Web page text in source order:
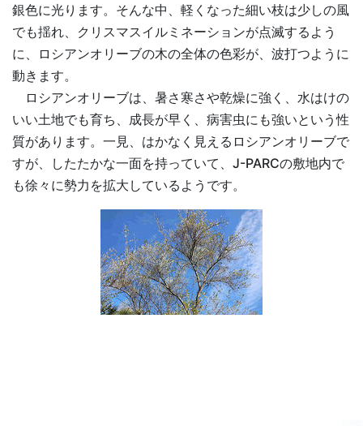
銀色に光ります。そんな中、軽くなった細い枝は少しの風
でも揺れ、クリスマスイルミネーションが点滅するよう
に、ロシアンオリーブの木の全体の色彩が、波打つように
動きます。
ロシアンオリーブは、暑さ寒さや乾燥に強く、水はけの
いい土地でも育ち、成長が早く、病害虫にも強いという性
質があります。一見、はかなく見えるロシアンオリーブで
すが、したたかな一面を持っていて、J-PARCの敷地内で
も徐々に勢力を拡大しているようです。